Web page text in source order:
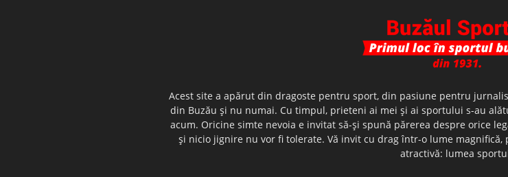
Acest site a apărut din dragoste pentru sport, din pasiune pentru
din Buzău şi nu numai. Cu timpul, prieteni ai mei şi ai sportului s-au
acum. Oricine simte nevoia e invitat să-şi spună părerea despre orice
şi nicio jignire nu vor fi tolerate. Vă invit cu drag într-o lume
atractivă: lumea